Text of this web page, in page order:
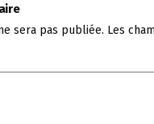
sera pas publiée. Les